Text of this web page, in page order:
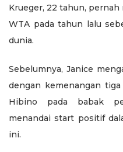
Krueger, 22 tahun,
WTA pada tahun lalu
dunia.
Sebelumnya, Janice
dengan kemenangan
Hibino pada babak
menandai start positif
ini.